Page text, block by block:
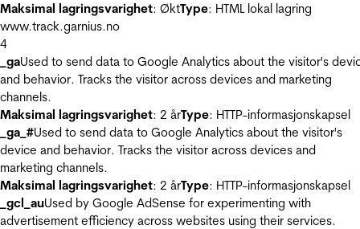
Maksimal lagringsvarighet: ØktType: HTML lokal lagring
www.track.garnius.no
4
_gaUsed to send data to Google Analytics about the visitor's
and behavior. Tracks the visitor across devices and marketing
channels.
Maksimal lagringsvarighet: 2 årType: HTTP-informasjonskapsel
_ga_#Used to send data to Google Analytics about the visitor's
device and behavior. Tracks the visitor across devices and
marketing channels.
Maksimal lagringsvarighet: 2 årType: HTTP-informasjonskapsel
_gcl_auUsed by Google AdSense for experimenting with
advertisement efficiency across websites using their services.